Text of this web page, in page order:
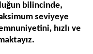
bilincinde,
seviyeye
hızlı ve